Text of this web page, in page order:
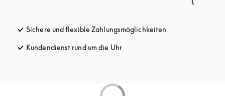
Sichere und flexible Zahlungsmöglichkeiten
Kundendienst rund um die Uhröffnet sich in einem neuen Tab